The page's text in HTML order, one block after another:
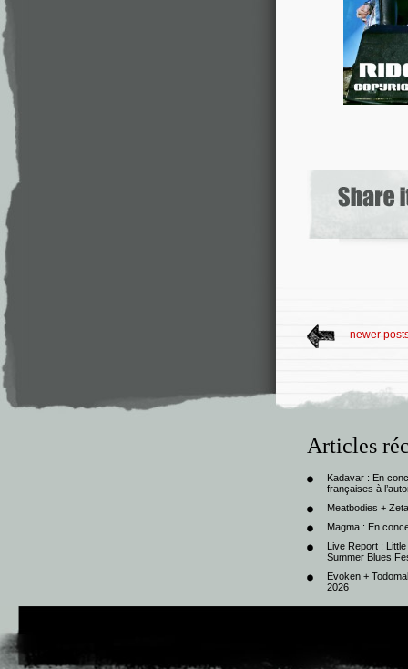
newer
Articles
Kadavar : En
françaises à
Meatbodies +
Magma : En
Live Report :
Summer Blues
Evoken +
2026